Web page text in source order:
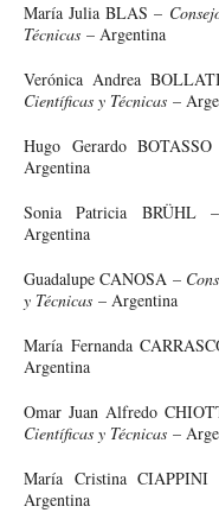
María Julia BLAS –
Técnicas– Argentina
Verónica Andrea
Científicas y Técnicas–
Hugo Gerardo
Argentina
Sonia Patricia BRÜHL
Argentina
Guadalupe CANOSA –
y Técnicas– Argentina
María Fernanda
Argentina
Omar Juan Alfredo
Científicas y Técnicas –
María Cristina CIAPPINI
Argentina